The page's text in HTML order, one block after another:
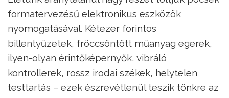
formatervezésű elektronikus eszközök
nyomogatásával. Kétezer forintos
billentyűzetek, fröccsöntött műanyag egerek,
ilyen-olyan érintőképernyők, vibráló
kontrollerek, rossz irodai székek, helytelen
testtartás – ezek észrevétlenül teszik tönkre az